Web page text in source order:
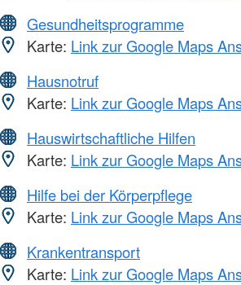
Gesundheitsprogramme
Karte: Link zur Google Maps
Hausnotruf
Karte: Link zur Google Maps
Hauswirtschaftliche Hilfen
Karte: Link zur Google Maps
Hilfe bei der Körperpflege
Karte: Link zur Google Maps
Krankentransport
Karte: Link zur Google Maps